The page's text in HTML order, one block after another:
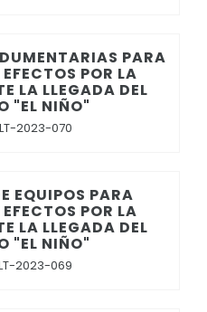
PARA
POR LA
LA LLEGADA DEL
"EL NIÑO"
2023-070
EQUIPOS PARA
POR LA
LA LLEGADA DEL
"EL NIÑO"
2023-069